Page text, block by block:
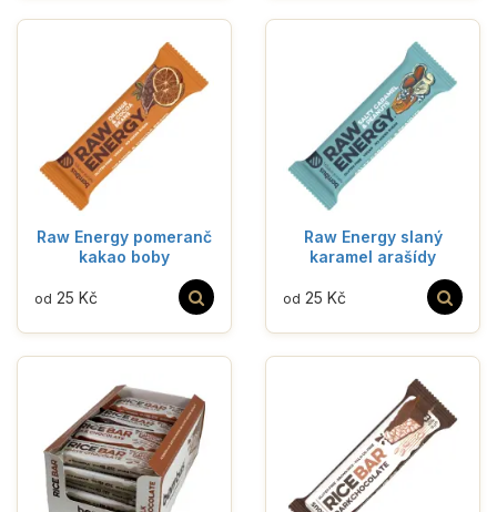
Raw Energy pomeranč
kakao boby
od 25 Kč
Raw Energy slaný
karamel arašídy
od 25 Kč